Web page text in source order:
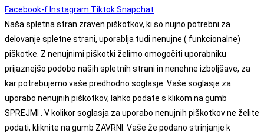
Facebook-f Instagram TiktokSnapchat
Naša spletna stran zraven piškotkov, ki so nujno potrebni za
delovanje spletne strani, uporablja tudi nenujne ( funkcionalne)
piškotke. Z nenujnimi piškotki želimo omogočiti uporabniku
prijaznejšo podobo naših spletnih strani in nenehne izboljšave, za
kar potrebujemo vaše predhodno soglasje. Vaše soglasje za
uporabo nenujnih piškotkov, lahko podate s klikom na gumb
SPREJMI . V kolikor soglasja za uporabo nenujnih piškotkov ne želite
podati, kliknite na gumb ZAVRNI. Vaše že podano strinjanje k